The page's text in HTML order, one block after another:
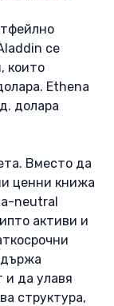
се
които
Ethena
долара
Вместо да
ценни книжа
neutral
активи и
и да улавя
структура,